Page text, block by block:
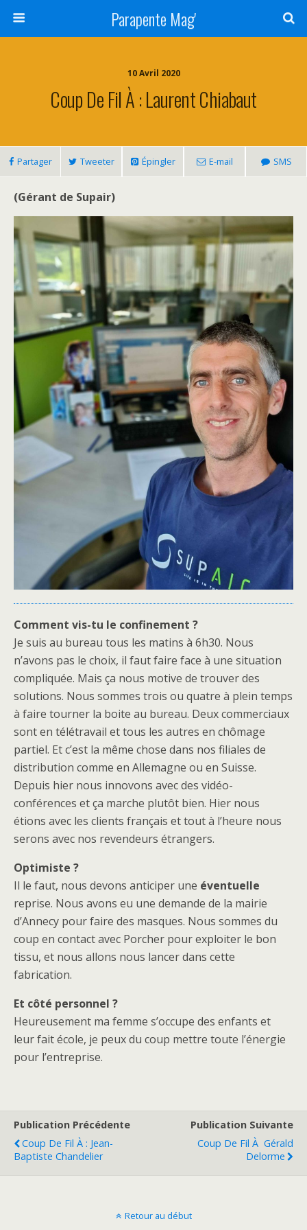
Parapente Mag'
10 Avril 2020
Coup De Fil À : Laurent Chiabaut
Partager Tweeter Épingler E-mail SMS
(Gérant de Supair)
Comment vis-tu le confinement ?
Je suis au bureau tous les matins à 6h30. Nous
n’avons pas le choix, il faut faire face à une situation
compliquée. Mais ça nous motive de trouver des
solutions. Nous sommes trois ou quatre à plein temps
à faire tourner la boite au bureau. Deux commerciaux
sont en télétravail et tous les autres en chômage
partiel. Et c’est la même chose dans nos filiales de
distribution comme en Allemagne ou en Suisse.
Depuis hier nous innovons avec des vidéo-
conférences et ça marche plutôt bien. Hier nous
étions avec les clients français et tout à l’heure nous
serons avec nos revendeurs étrangers.
Optimiste ?
Il le faut, nous devons anticiper une éventuelle
reprise. Nous avons eu une demande de la mairie
d’Annecy pour faire des masques. Nous sommes du
coup en contact avec Porcher pour exploiter le bon
tissu, et nous allons nous lancer dans cette
fabrication.
Et côté personnel ?
Heureusement ma femme s’occupe des enfants et
leur fait école, je peux du coup mettre toute l’énergie
pour l’entreprise.
Publication Précédente
Coup De Fil À : Jean-
Baptiste Chandelier
Publication Suivante
Coup De Fil À Gérald
Delorme
Retour au début